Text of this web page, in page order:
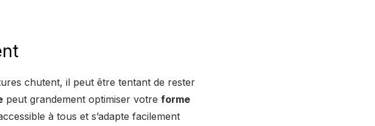
chutent, il peut être tentant de rester
peut grandement optimiser votre forme
à tous et s’adapte facilement